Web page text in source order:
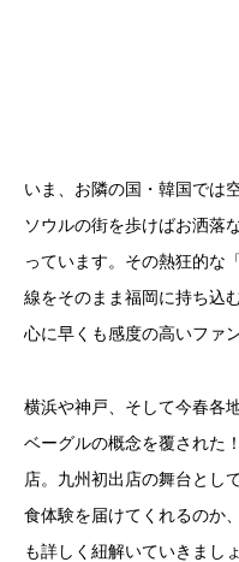
いま、お隣の国・韓国では
ソウルの街を歩けばお洒落
っています。その熱狂的な
線をそのまま福岡に持ち込
心に早くも感度の高いファ
横浜や神戸、そして今春各
ベーグルの概念を覆された
店。九州初出店の舞台とし
食体験を届けてくれるのか
も詳しく紐解いていきまし